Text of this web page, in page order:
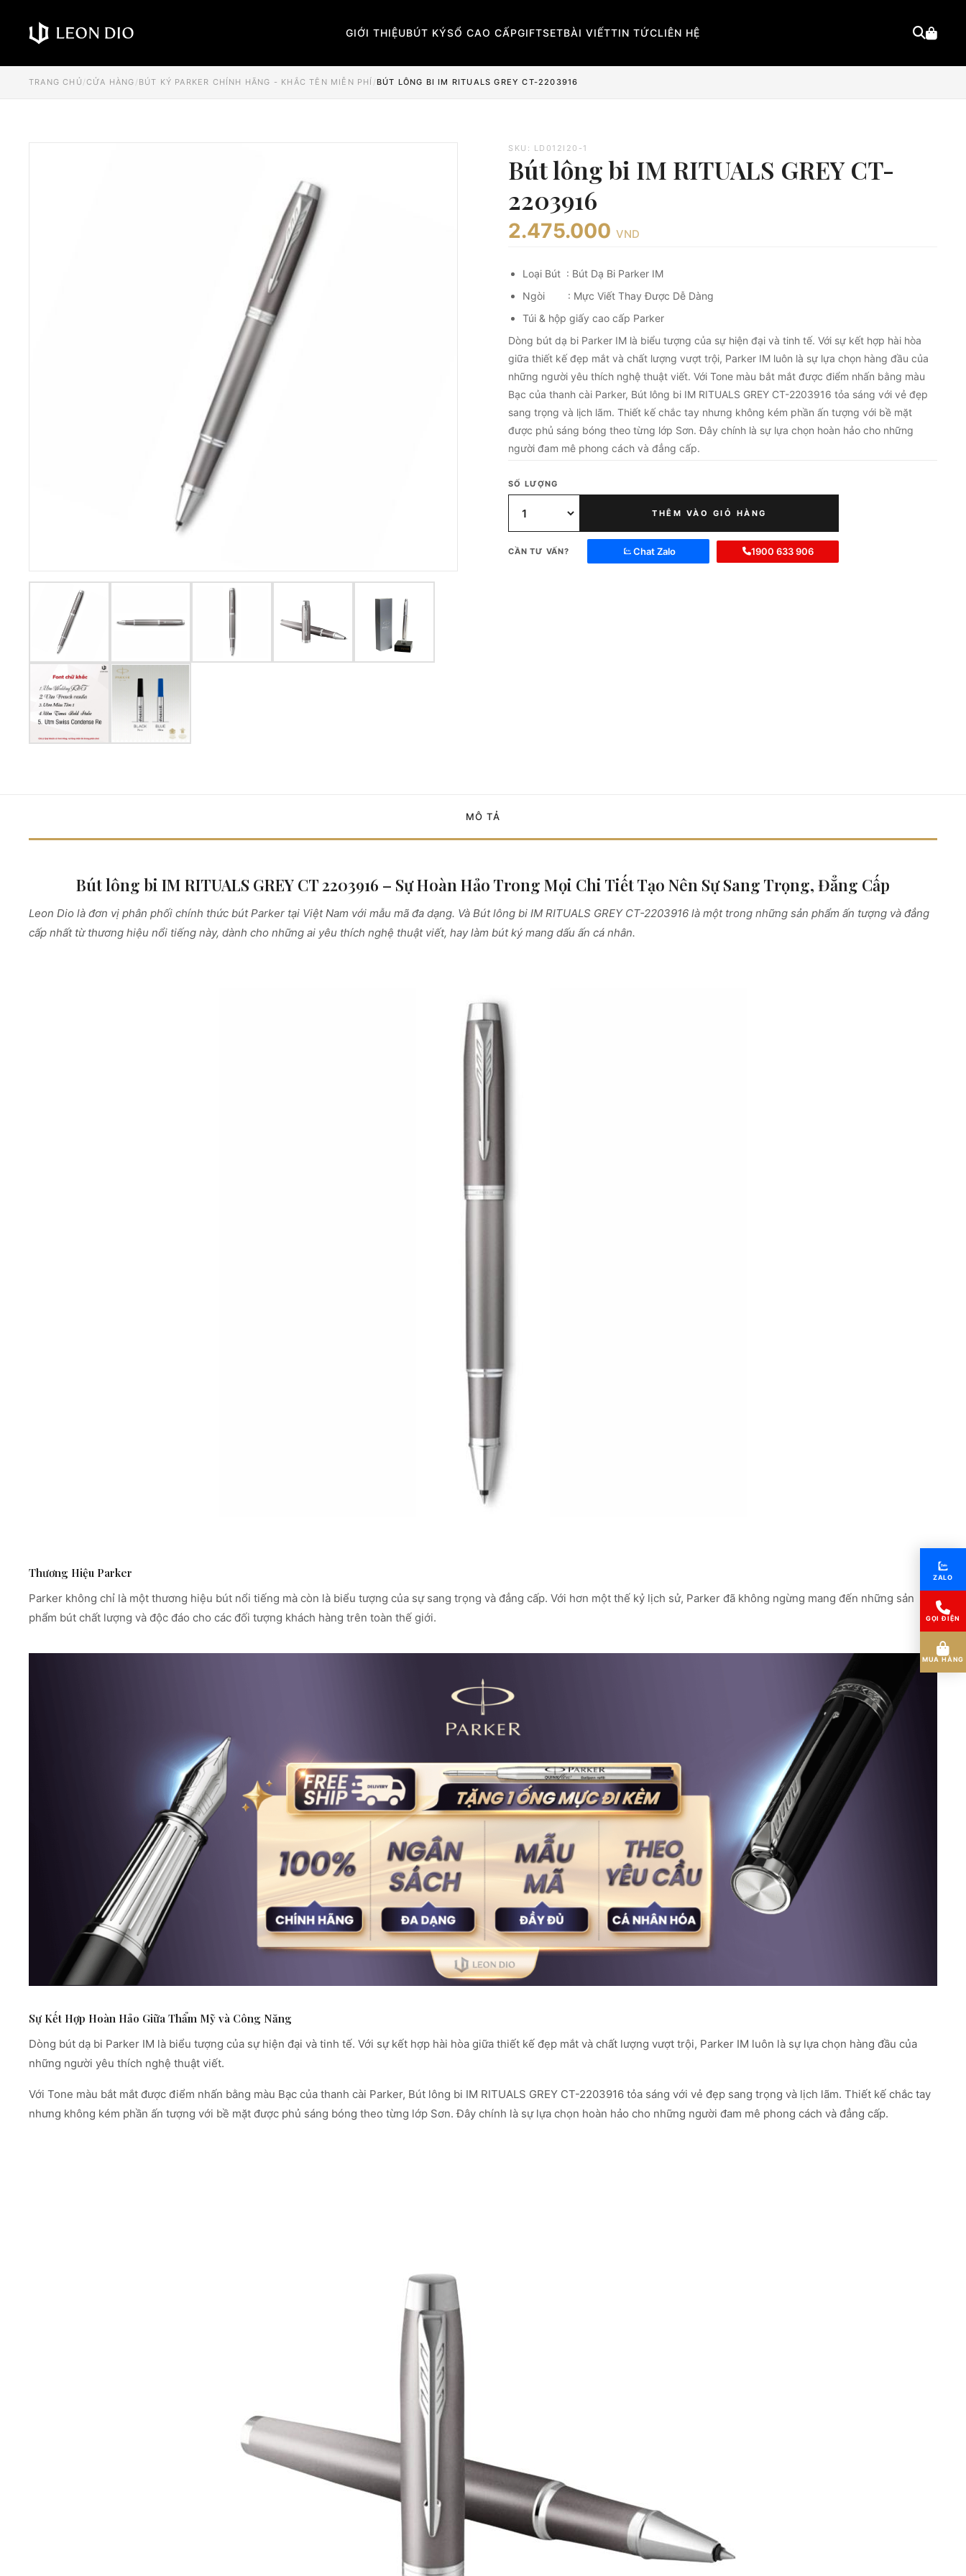
GIỚI THIỆUBÚT KÝSỔ CAO CẤPGIFTSETBÀI VIẾTTIN TỨCLIÊN HỆ
TRANG CHỦ /CỬA HÀNG / BÚT KÝ PARKER CHÍNH HÃNG - KHẮC TÊN MIỄN PHÍ /BÚT LÔNG BI IM RITUALS GREY CT-2203916
SKU: LD012I20-1
Bút lông bi IM RITUALS GREY CT-
2203916
2.475.000 VND
Loại Bút : Bút Dạ Bi Parker IM
Ngòi : Mực Viết Thay Được Dễ Dàng
Túi & hộp giấy cao cấp Parker
Dòng bút dạ bi Parker IM là biểu tượng của sự hiện đại và tinh tế. Với sự kết hợp hài hòa
giữa thiết kế đẹp mắt và chất lượng vượt trội, Parker IM luôn là sự lựa chọn hàng đầu của
những người yêu thích nghệ thuật viết. Với Tone màu bắt mắt được điểm nhấn bằng màu
Bạc của thanh cài Parker, Bút lông bi IM RITUALS GREY CT-2203916 tỏa sáng với vẻ đẹp
sang trọng và lịch lãm. Thiết kế chắc tay nhưng không kém phần ấn tượng với bề mặt
được phủ sáng bóng theo từng lớp Sơn. Đây chính là sự lựa chọn hoàn hảo cho những
người đam mê phong cách và đẳng cấp.
SỐ LƯỢNG
THÊM VÀO GIỎ HÀNG
CẦN TƯ VẤN? Chat Zalo 1900 633 906
MÔ TẢ
Bút lông bi IM RITUALS GREY CT 2203916 – Sự Hoàn Hảo Trong Mọi Chi Tiết Tạo Nên Sự Sang Trọng, Đẳng Cấp
Leon Dio là đơn vị phân phối chính thức bút Parker tại Việt Nam với mẫu mã đa dạng. Và Bút lông bi IM RITUALS GREY CT-2203916 là một trong những sản phẩm ấn tượng và đẳng
cấp nhất từ thương hiệu nổi tiếng này, dành cho những ai yêu thích nghệ thuật viết, hay làm bút ký mang dấu ấn cá nhân.
Thương Hiệu Parker
Parker không chỉ là một thương hiệu bút nổi tiếng mà còn là biểu tượng của sự sang trọng và đẳng cấp. Với hơn một thế kỷ lịch sử, Parker đã không ngừng mang đến những sản
phẩm bút chất lượng và độc đáo cho các đối tượng khách hàng trên toàn thế giới.
Sự Kết Hợp Hoàn Hảo Giữa Thẩm Mỹ và Công Năng
Dòng bút dạ bi Parker IM là biểu tượng của sự hiện đại và tinh tế. Với sự kết hợp hài hòa giữa thiết kế đẹp mắt và chất lượng vượt trội, Parker IM luôn là sự lựa chọn hàng đầu của
những người yêu thích nghệ thuật viết.
Với Tone màu bắt mắt được điểm nhấn bằng màu Bạc của thanh cài Parker, Bút lông bi IM RITUALS GREY CT-2203916 tỏa sáng với vẻ đẹp sang trọng và lịch lãm. Thiết kế chắc tay
nhưng không kém phần ấn tượng với bề mặt được phủ sáng bóng theo từng lớp Sơn. Đây chính là sự lựa chọn hoàn hảo cho những người đam mê phong cách và đẳng cấp.
ZALO
GỌI ĐIỆN
MUA HÀNG